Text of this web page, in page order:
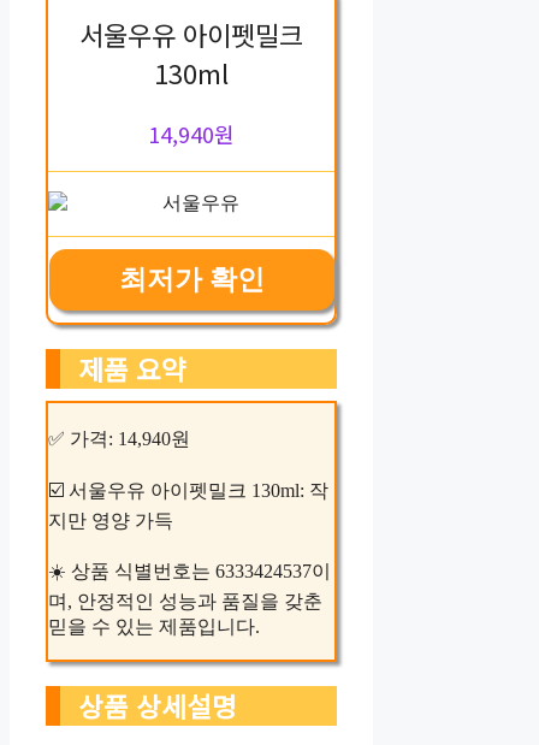
서울우유 아이펫밀크
130ml
14,940원
최저가 확인
제품 요약
✅ 가격: 14,940원
☑️ 서울우유 아이펫밀크 130ml: 작
지만 영양 가득
☀️ 상품 식별번호는 6333424537이
며, 안정적인 성능과 품질을 갖춘
믿을 수 있는 제품입니다.
상품 상세설명